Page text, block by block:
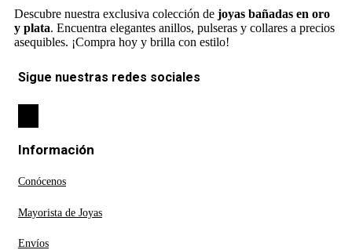
Descubre nuestra exclusiva colección de joyas bañadas en oro
y plata. Encuentra elegantes anillos, pulseras y collares a precios
asequibles. ¡Compra hoy y brilla con estilo!
Sigue nuestras redes sociales
Información
Conócenos
Mayorista de Joyas
Envíos